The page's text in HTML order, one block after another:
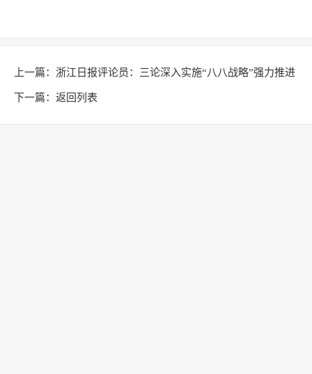
上一篇： 浙江日报评论员：三论深入实施“八八战略”强力推进
创新深化改革攻坚开放提升
下一篇： 返回列表